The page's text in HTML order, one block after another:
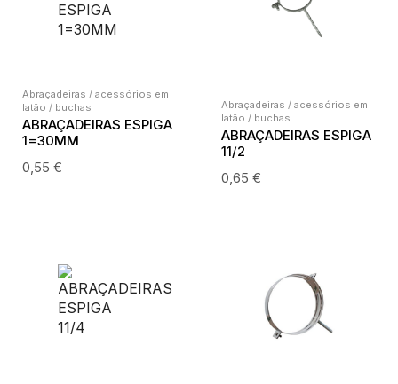
Abraçadeiras / acessórios em
latão / buchas
ABRAÇADEIRAS ESPIGA
1=30MM
0,55 €
Abraçadeiras / acessórios em
latão / buchas
ABRAÇADEIRAS ESPIGA
11/2
0,65 €